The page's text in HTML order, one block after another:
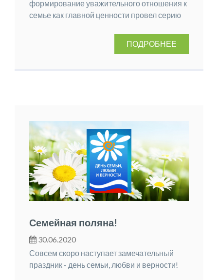
формирование уважительного отношения к
семье как главной ценности провел серию
ПОДРОБНЕЕ
Семейная поляна!
30.06.2020
Совсем скоро наступает замечательный
праздник - день семьи, любви и верности!